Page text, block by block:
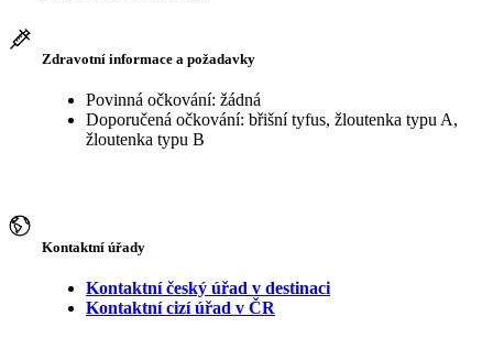
Zdravotní informace a požadavky
Povinná očkování: žádná
Doporučená očkování: břišní tyfus, žloutenka typu A,
žloutenka typu B
Kontaktní úřady
Kontaktní český úřad v destinaci
Kontaktní cizí úřad v ČR